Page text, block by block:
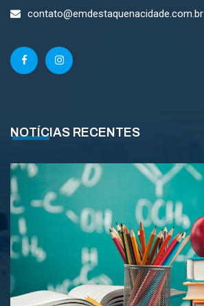
contato@emdestaquenacidade.com.br
NOTÍCIAS RECENTES